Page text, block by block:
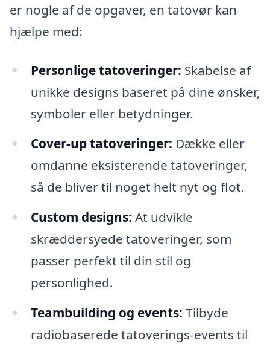
er nogle af de opgaver, en tatovør kan
hjælpe med:
Personlige tatoveringer: Skabelse af
unikke designs baseret på dine ønsker,
symboler eller betydninger.
Cover-up tatoveringer: Dække eller
omdanne eksisterende tatoveringer,
så de bliver til noget helt nyt og flot.
Custom designs: At udvikle
skræddersyede tatoveringer, som
passer perfekt til din stil og
personlighed.
Teambuilding og events: Tilbyde
radiobaserede tatoverings-events til